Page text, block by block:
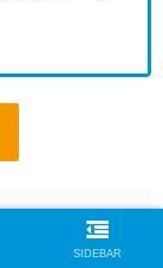
円（税込）/月
SIDEBAR